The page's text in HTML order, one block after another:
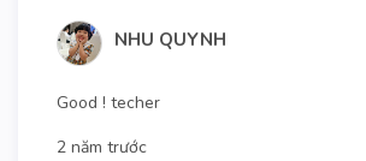
NHU QUYNH
Good ! techer
2 năm trước